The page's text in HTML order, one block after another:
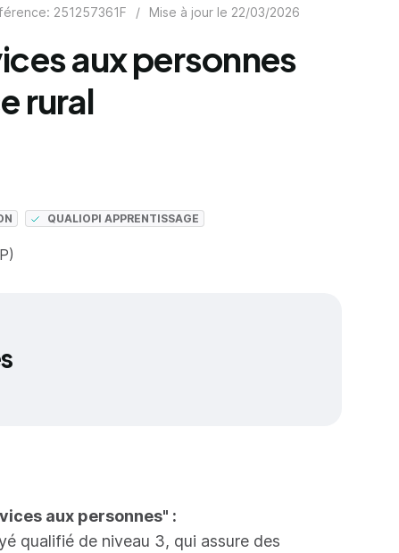
251257361F / Mise à jour le 22/03/2026
aux personnes
rural
QUALIOPI APPRENTISSAGE
aux personnes" :
qualifié de niveau 3, qui assure des